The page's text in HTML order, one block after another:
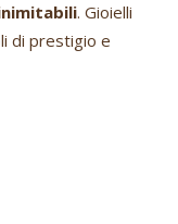
. Gioielli
di prestigio e